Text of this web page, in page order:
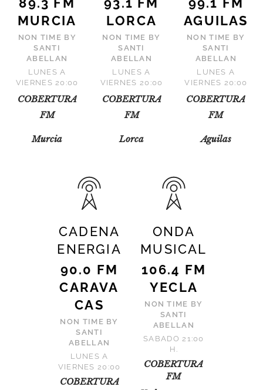
MURCIA
NON TIME BY
SANTI
ABELLAN
LUNES A
VIERNES 20:00
COBERTURA
FM
Murcia
LORCA
NON TIME BY
SANTI
ABELLAN
LUNES A
VIERNES 20:00
COBERTURA
FM
Lorca
AGUILAS
NON TIME BY
SANTI
ABELLAN
LUNES A
VIERNES 20:00
COBERTURA
FM
Aguilas
CADENA
ENERGIA
90.0 FM
CARAVA
CAS
NON TIME BY
SANTI
ABELLAN
LUNES A
VIERNES 20:00
COBERTURA
ONDA
MUSICAL
106.4 FM
YECLA
NON TIME BY
SANTI
ABELLAN
SABADO 21:00
H.
COBERTURA
FM